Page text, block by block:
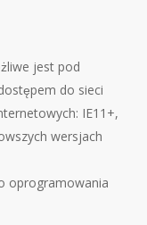
jest pod
do sieci
IE11+,
wersjach
oprogramowania